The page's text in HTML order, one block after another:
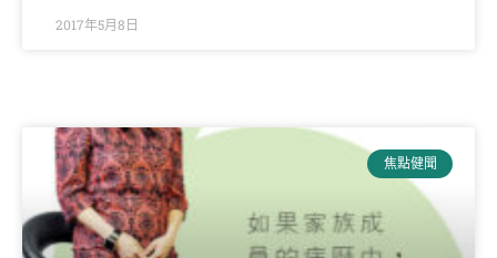
2017年5月8日
焦點健聞